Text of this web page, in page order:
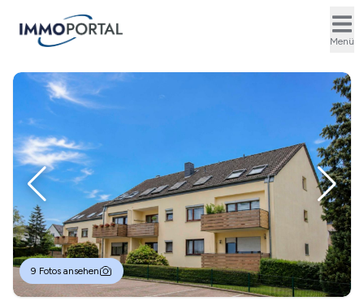
Menü
9 Fotos ansehen